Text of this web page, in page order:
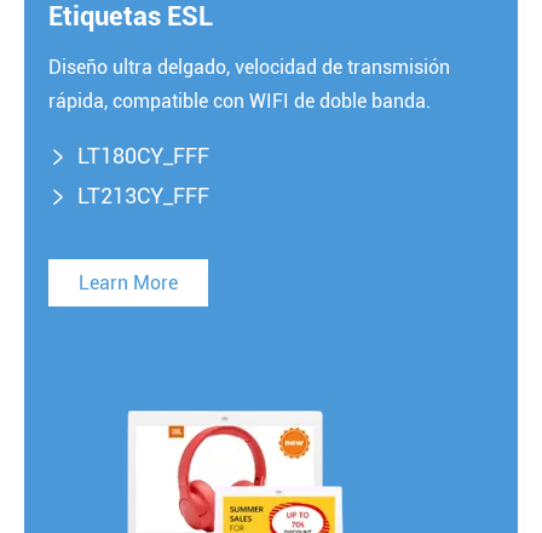
Etiquetas ESL
Diseño ultra delgado, velocidad de transmisión
rápida, compatible con WIFI de doble banda.
 LT180CY_FFF
 LT213CY_FFF
Learn More